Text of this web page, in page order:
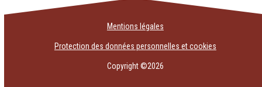
Mentions légales
Protection des données personnelles et cookies
Copyright ©2026